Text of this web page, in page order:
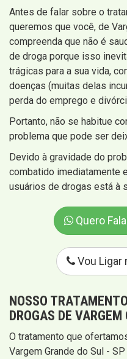
Antes de falar sobre o
queremos que você, de
compreenda que não é
de droga porque isso
trágicas para a sua vida,
doenças (muitas delas
perda do emprego e
Portanto, não se habitue
problema que pode ser
Devido à gravidade do
combatido imediatamente
usuários de drogas está à
Quero
Vou Ligar
NOSSO
DROGAS DE
O tratamento que
Vargem Grande do Sul -